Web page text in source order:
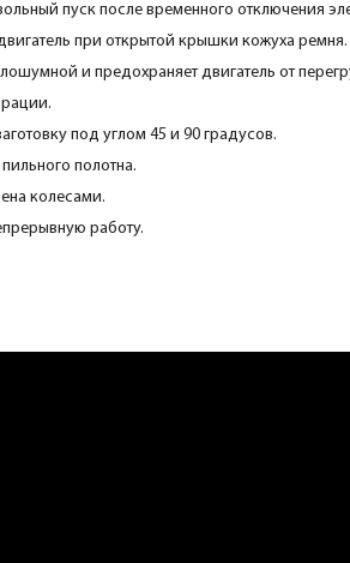
пуск после временного отключения
при открытой крышки кожуха ремня.
и предохраняет двигатель от
под углом 45 и 90 градусов.
полотна.
колесами.
работу.